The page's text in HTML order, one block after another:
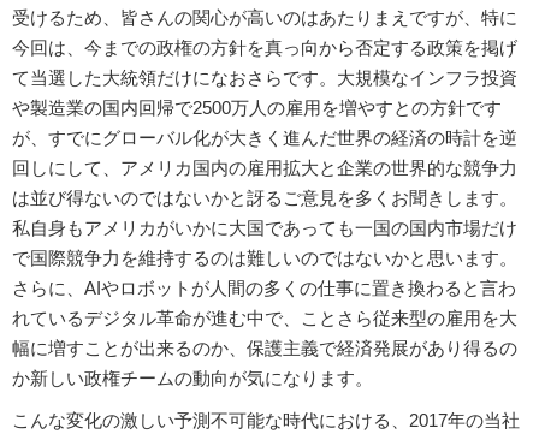
受けるため、皆さんの関心が高いのはあたりまえですが、特に
今回は、今までの政権の方針を真っ向から否定する政策を掲げ
て当選した大統領だけになおさらです。大規模なインフラ投資
や製造業の国内回帰で2500万人の雇用を増やすとの方針です
が、すでにグローバル化が大きく進んだ世界の経済の時計を逆
回しにして、アメリカ国内の雇用拡大と企業の世界的な競争力
は並び得ないのではないかと訝るご意見を多くお聞きします。
私自身もアメリカがいかに大国であっても一国の国内市場だけ
で国際競争力を維持するのは難しいのではないかと思います。
さらに、AIやロボットが人間の多くの仕事に置き換わると言わ
れているデジタル革命が進む中で、ことさら従来型の雇用を大
幅に増すことが出来るのか、保護主義で経済発展があり得るの
か新しい政権チームの動向が気になります。
こんな変化の激しい予測不可能な時代における、2017年の当社